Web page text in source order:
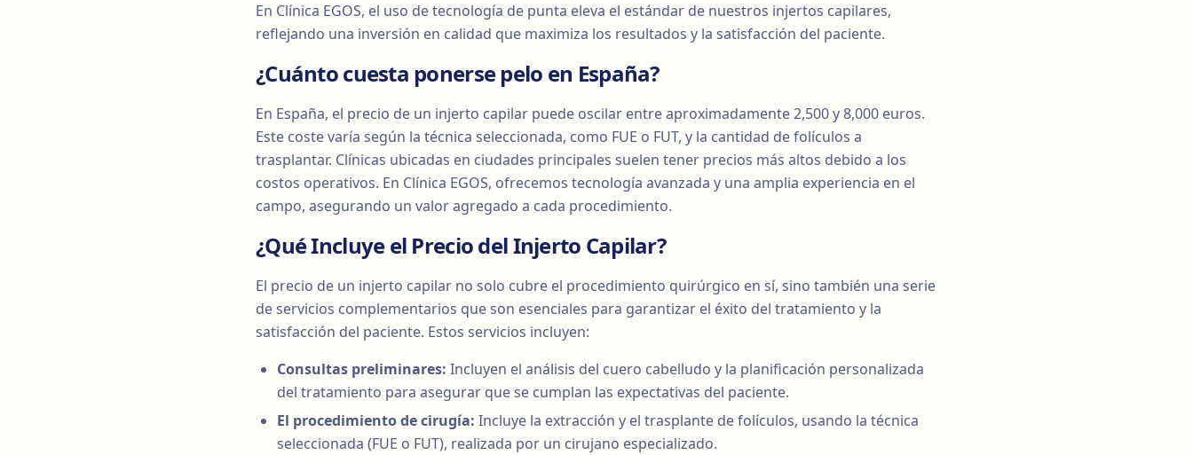
En Clínica EGOS, el uso de tecnología de punta eleva el estándar de nuestros injertos capilares,
reflejando una inversión en calidad que maximiza los resultados y la satisfacción del paciente.
¿Cuánto cuesta ponerse pelo en España?
En España, el precio de un injerto capilar puede oscilar entre aproximadamente 2,500 y 8,000 euros.
Este coste varía según la técnica seleccionada, como FUE o FUT, y la cantidad de folículos a
trasplantar. Clínicas ubicadas en ciudades principales suelen tener precios más altos debido a los
costos operativos. En Clínica EGOS, ofrecemos tecnología avanzada y una amplia experiencia en el
campo, asegurando un valor agregado a cada procedimiento.
¿Qué Incluye el Precio del Injerto Capilar?
El precio de un injerto capilar no solo cubre el procedimiento quirúrgico en sí, sino también una serie
de servicios complementarios que son esenciales para garantizar el éxito del tratamiento y la
satisfacción del paciente. Estos servicios incluyen:
Consultas preliminares: Incluyen el análisis del cuero cabelludo y la planificación personalizada
del tratamiento para asegurar que se cumplan las expectativas del paciente.
El procedimiento de cirugía: Incluye la extracción y el trasplante de folículos, usando la técnica
seleccionada (FUE o FUT), realizada por un cirujano especializado.